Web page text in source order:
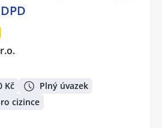
Kč
Plný úvazek
cizince